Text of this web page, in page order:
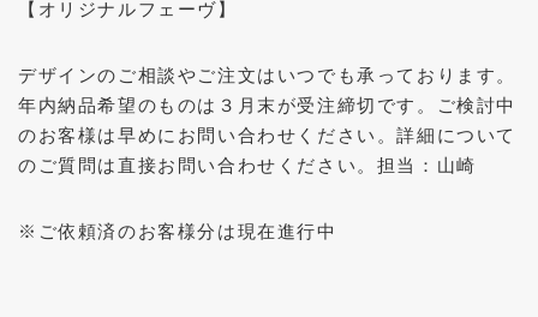
【オリジナルフェーヴ】
デザインのご相談やご注文はいつでも承っております。
年内納品希望のものは３月末が受注締切です。ご検討中
のお客様は早めにお問い合わせください。詳細について
のご質問は直接お問い合わせください。担当：山崎
※ご依頼済のお客様分は現在進行中